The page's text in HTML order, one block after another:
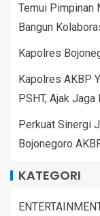
Temui Pimpinan
Bangun
Kapolres
Kapolres AKBP
PSHT, Ajak Jaga
Perkuat Sinergi
Bojonegoro
KATEGORI